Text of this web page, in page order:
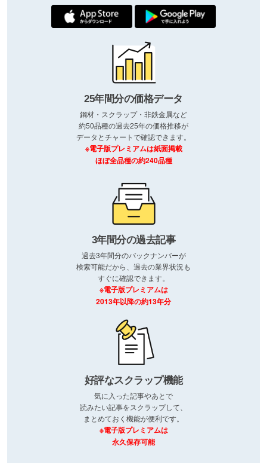
25年間分の価格データ
鋼材・スクラップ・非鉄金属など
約50品種の過去25年の価格推移が
データとチャートで確認できます。
※電子版プレミアムは紙面掲載
ほぼ全品種の約240品種
3年間分の過去記事
過去3年間分のバックナンバーが
検索可能だから、過去の業界状況も
すぐに確認できます。
※電子版プレミアムは
2013年以降の約13年分
好評なスクラップ機能
気に入った記事やあとで
読みたい記事をスクラップして、
まとめておく機能が便利です。
※電子版プレミアムは
永久保存可能